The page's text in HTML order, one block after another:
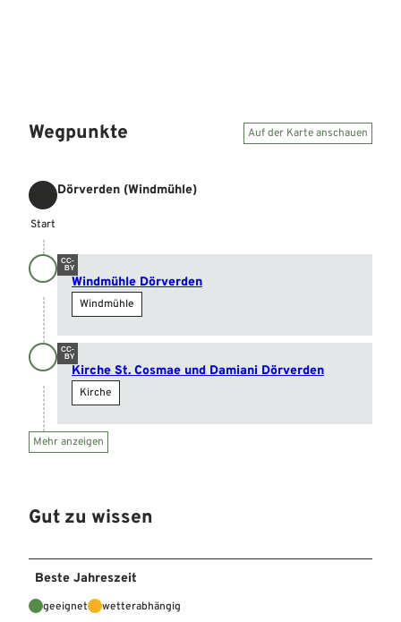
Wegpunkte Auf der Karte anschauen
Start
Start
Dörverden (Windmühle)
CC-
BY
Windmühle Dörverden
Windmühle
CC-
BY
Kirche St. Cosmae und Damiani Dörverden
Kirche
Mehr anzeigen
Gut zu wissen
Beste Jahreszeit
geeignet wetterabhängig